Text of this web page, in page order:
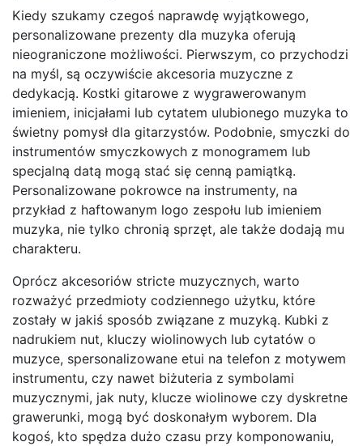
Kiedy szukamy czegoś naprawdę wyjątkowego,
personalizowane prezenty dla muzyka oferują
nieograniczone możliwości. Pierwszym, co przychodzi
na myśl, są oczywiście akcesoria muzyczne z
dedykacją. Kostki gitarowe z wygrawerowanym
imieniem, inicjałami lub cytatem ulubionego muzyka to
świetny pomysł dla gitarzystów. Podobnie, smyczki do
instrumentów smyczkowych z monogramem lub
specjalną datą mogą stać się cenną pamiątką.
Personalizowane pokrowce na instrumenty, na
przykład z haftowanym logo zespołu lub imieniem
muzyka, nie tylko chronią sprzęt, ale także dodają mu
charakteru.
Oprócz akcesoriów stricte muzycznych, warto
rozważyć przedmioty codziennego użytku, które
zostały w jakiś sposób związane z muzyką. Kubki z
nadrukiem nut, kluczy wiolinowych lub cytatów o
muzyce, spersonalizowane etui na telefon z motywem
instrumentu, czy nawet biżuteria z symbolami
muzycznymi, jak nuty, klucze wiolinowe czy dyskretne
grawerunki, mogą być doskonałym wyborem. Dla
kogoś, kto spędza dużo czasu przy komponowaniu,